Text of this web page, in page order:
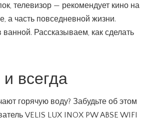
телевизор — рекомендует кино на
а часть повседневной жизни.
Рассказываем, как сделать
всегда
горячую воду? Забудьте об этом
VELIS LUX INOX PW ABSE WIFI